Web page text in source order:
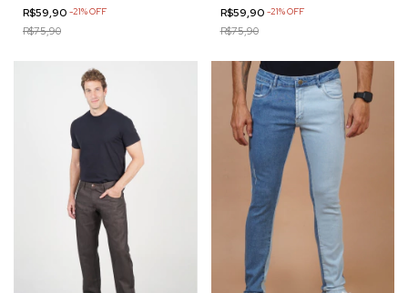
R$59,90 -21%OFF
R$75,90
R$59,90 -21%OFF
R$75,90